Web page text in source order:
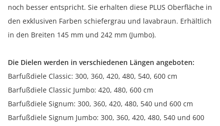
noch besser entspricht. Sie erhalten diese PLUS Oberfläche in
den exklusiven Farben schiefergrau und lavabraun. Erhältlich
in den Breiten 145 mm und 242 mm (Jumbo).
Die Dielen werden in verschiedenen Längen angeboten:
Barfußdiele Classic: 300, 360, 420, 480, 540, 600 cm
Barfußdiele Classic Jumbo: 420, 480, 600 cm
Barfußdiele Signum: 300, 360, 420, 480, 540 und 600 cm
Barfußdiele Signum Jumbo: 300, 360, 420, 480, 540 und 600